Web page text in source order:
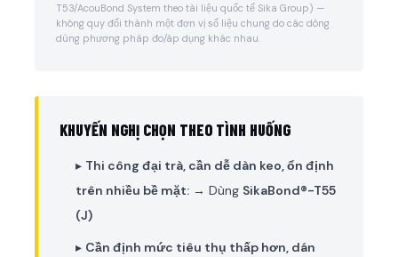
T53/AcouBond System theo tài liệu quốc tế Sika Group) —
không quy đổi thành một đơn vị số liệu chung do các dòng
dùng phương pháp đo/áp dụng khác nhau.
KHUYẾN NGHỊ CHỌN THEO TÌNH HUỐNG
▸ Thi công đại trà, cần dễ dàn keo, ổn định
trên nhiều bề mặt: → Dùng SikaBond®-T55
(J)
▸ Cần định mức tiêu thụ thấp hơn, dán